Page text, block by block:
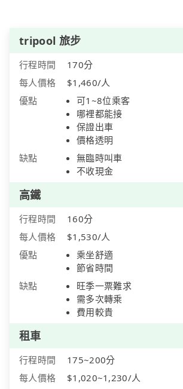
tripool 旅步
行程時間
170分
每人價格
$1,460/人
優點
可1~8位乘客
哪裡都能接
保證出車
價格透明
缺點
無臨時叫車
不收現金
高鐵
行程時間
160分
每人價格
$1,530/人
優點
乘坐舒適
節省時間
缺點
旺季一票難求
需多次轉乘
費用較貴
租車
行程時間
175~200分
每人價格
$1,020~1,230/人